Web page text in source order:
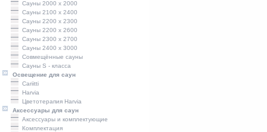
Сауны 2000 x 2000
Сауны 2100 x 2400
Сауны 2200 x 2300
Сауны 2200 x 2600
Сауны 2300 x 2700
Сауны 2400 x 3000
Совмещённые сауны
Сауны S - класса
Освещение для саун
Cariitti
Harvia
Цветотерапия Harvia
Аксессуары для саун
Аксессуары и комплектующие
Комплектация